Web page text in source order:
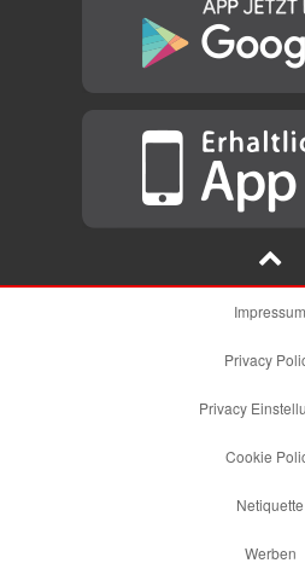
Impressum
Privacy
Privacy
Cookie
Netiquette
Werben